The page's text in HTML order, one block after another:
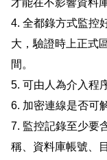
才能在不影響資料
4. 全都錄方式監控
大，驗證時上正式
間。
5. 可由人為介入程
6. 加密連線是否可
7. 監控記錄至少要
稱、資料庫帳號、